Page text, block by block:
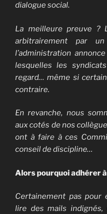
dialogue social.
La meilleure preuve ?
arbitrairement par
l’administration
lesquelles les
regard… même si
contraire.
En revanche, nous
aux cotés de nos
ont à faire à ces
conseil de discipline…
Alors pourquoi adhérer
Certainement pas pour
lire des mails